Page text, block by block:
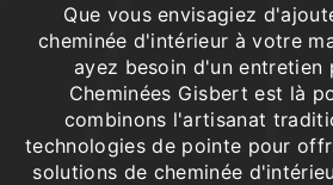
Que vous envisagiez
cheminée d'intérieur à votre
ayez besoin d'un entretien
Cheminées Gisbert est là
combinons l'artisanat
technologies de pointe pour
solutions de cheminée